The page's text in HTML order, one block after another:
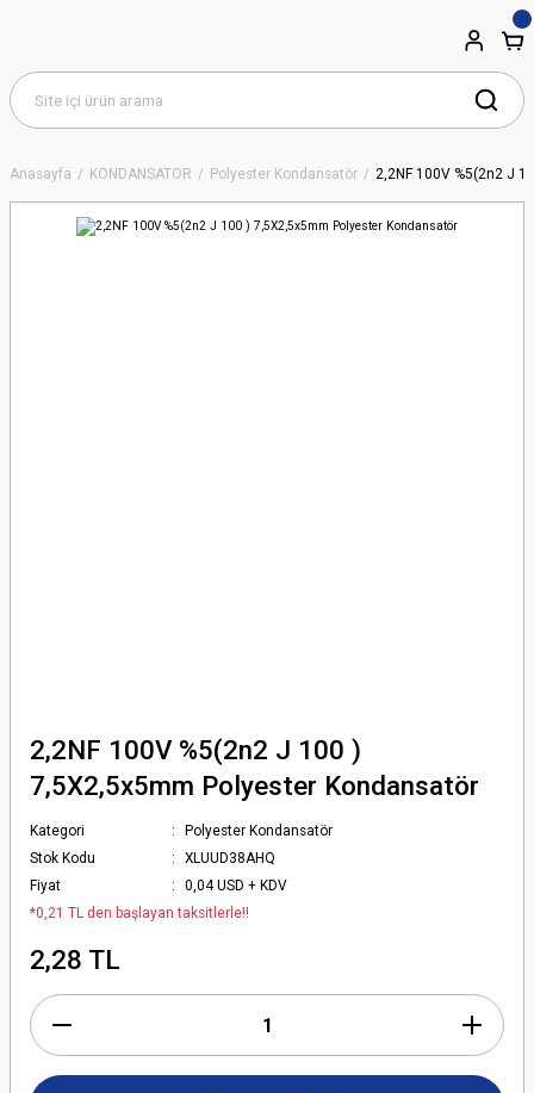
Anasayfa KONDANSATÖR Polyester Kondansatör 2,2NF 100V %5(2n2 J
2,2NF 100V %5(2n2 J 100 )
7,5X2,5x5mm Polyester Kondansatör
Kategori
Polyester Kondansatör
Stok Kodu
XLUUD38AHQ
Fiyat
0,04 USD + KDV
*0,21 TL den başlayan taksitlerle!!
2,28 TL